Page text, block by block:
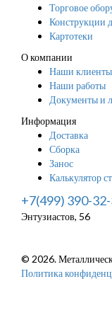
Торговое
Конструкции
Картотеки
О компании
Наши клиенты
Наши работы
Документы и
Информация
Доставка
Сборка
Занос
Калькулятор
+7(499) 390-
Энтузиастов, 56
© 2026.
Политика